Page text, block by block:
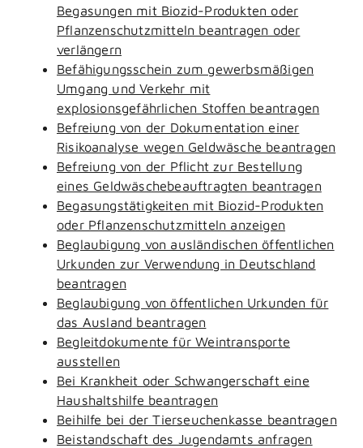
Begasungen mit Biozid-Produkten oder
Pflanzenschutzmitteln beantragen oder
verlängern
Befähigungsschein zum gewerbsmäßigen
Umgang und Verkehr mit
explosionsgefährlichen Stoffen beantragen
Befreiung von der Dokumentation einer
Risikoanalyse wegen Geldwäsche beantragen
Befreiung von der Pflicht zur Bestellung
eines Geldwäschebeauftragten beantragen
Begasungstätigkeiten mit Biozid-Produkten
oder Pflanzenschutzmitteln anzeigen
Beglaubigung von ausländischen öffentlichen
Urkunden zur Verwendung in Deutschland
beantragen
Beglaubigung von öffentlichen Urkunden für
das Ausland beantragen
Begleitdokumente für Weintransporte
ausstellen
Bei Krankheit oder Schwangerschaft eine
Haushaltshilfe beantragen
Beihilfe bei der Tierseuchenkasse beantragen
Beistandschaft des Jugendamts anfragen